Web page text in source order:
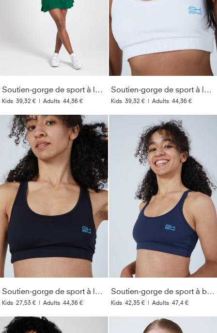
Soutien-gorge de sport à larges bretelles, vert sapin
Kids 39,32 € | Adults 44,36 €
Soutien-gorge de sport à larges bretelles, blanc
Kids 39,32 € | Adults 44,36 €
Soutien-gorge de sport à larges bretelles, noir
Kids 27,53 € | Adults 44,36 €
Soutien-gorge de sport à bretelles croisées, bleu marine
Kids 42,35 € | Adults 47,4 €